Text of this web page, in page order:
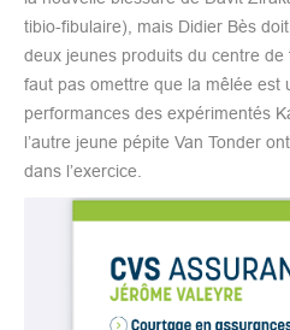
tibio-fibulaire), mais Didier Bès
deux jeunes produits du centre
faut pas omettre que la mêlée est
performances des expérimentés
l’autre jeune pépite Van Tonder
dans l’exercice.